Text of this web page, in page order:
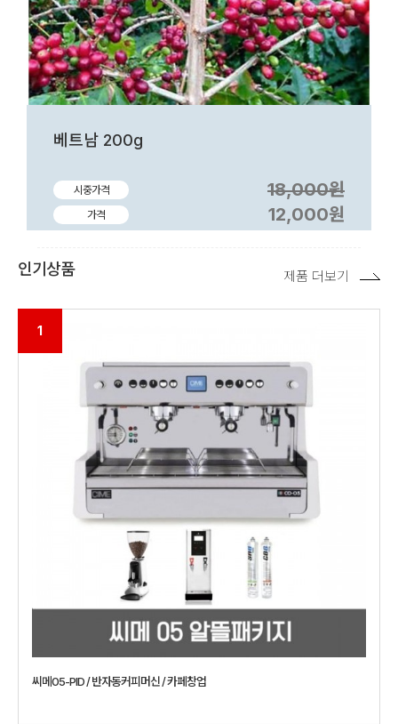
베트남 200g
시중가격 18,000원
가격 12,000원
인기상품
1
씨메05-PID / 반자동커피머신 / 카페창업
제품 더보기